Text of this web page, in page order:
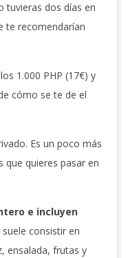
tuvieras dos días en
te recomendarían
1.000 PHP (17€) y
cómo se te de el
Es un poco más
quieres pasar en
e incluyen
suele consistir en
ensalada, frutas y